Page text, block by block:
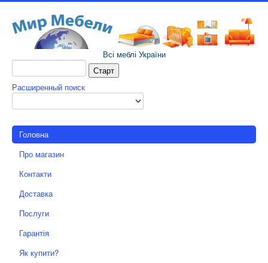
Всі меблі України
Расширенный поиск
Головна
Про магазин
Контакти
Доставка
Послуги
Гарантія
Як купити?